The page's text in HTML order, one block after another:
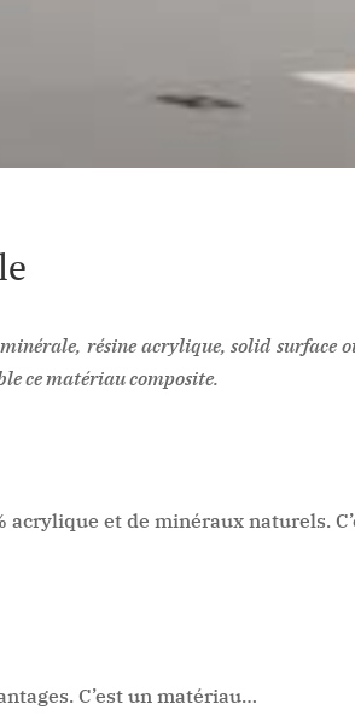
résine acrylique, solid surface
ce matériau composite.
acrylique et de minéraux naturels.
C’est un matériau…